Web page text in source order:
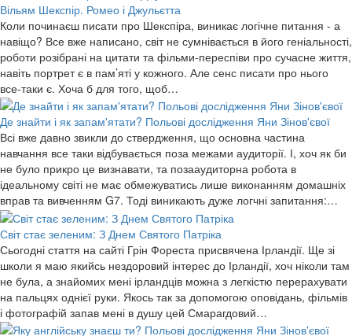
Вільям Шекспір. Ромео і Джульєтта
Коли починаєш писати про Шекспіра, виникає логічне питання - а
навіщо? Все вже написано, світ не сумнівається в його геніальності,
роботи розібрані на цитати та фільми-переспіви про сучасне життя,
навіть портрет є в пам’яті у кожного. Але сенс писати про нього
все-таки є. Хоча б для того, щоб…
Де знайти і як запам'ятати? Польові дослідження Яни Зінов'євої
Всі вже давно звикли до ствердження, що основна частина
навчання все таки відбувається поза межами аудиторії. І, хоч як би
не було прикро це визнавати, та позааудиторна робота в
ідеальному світі не має обмежуватись лише виконанням домашніх
вправ та вивченням G7. Тоді виникають дуже логчні запитання:…
Світ стає зеленим: З Днем Святого Патріка
Сьогодні стаття на сайті Грін Фореста присвячена Ірландії. Ще зі
школи я маю якийсь нездоровий інтерес до Ірландії, хоч ніколи там
не була, а знайомих мені ірландців можна з легкістю перерахувати
на пальцях однієї руки. Якось так за допомогою оповідань, фільмів
і фотографій запав мені в душу цей Смарагдовий…